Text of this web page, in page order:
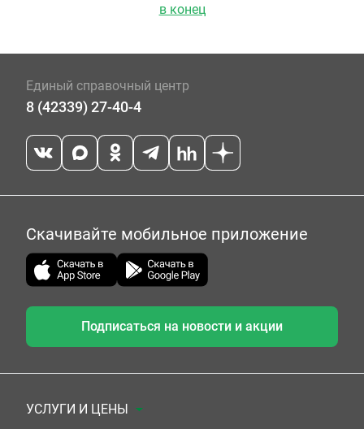
в конец
Единый справочный центр
8 (42339) 27-40-4
Скачивайте мобильное приложение
Подписаться на новости и акции
УСЛУГИ И ЦЕНЫ